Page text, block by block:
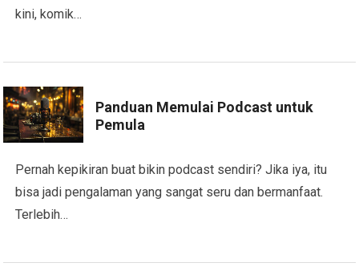
kini, komik…
Panduan Memulai Podcast untuk
Pemula
Pernah kepikiran buat bikin podcast sendiri? Jika iya, itu
bisa jadi pengalaman yang sangat seru dan bermanfaat.
Terlebih…